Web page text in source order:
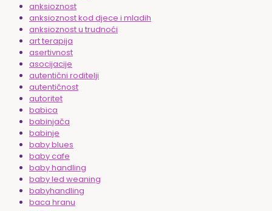
anksioznost
anksioznost kod djece i mladih
anksioznost u trudnoći
art terapija
asertivnost
asocijacije
autentični roditelji
autentičnost
autoritet
babica
babinjača
babinje
baby blues
baby cafe
baby handling
baby led weaning
babyhandling
baca hranu